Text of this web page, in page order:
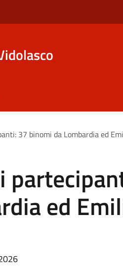
37 binomi da Lombardia ed
ed